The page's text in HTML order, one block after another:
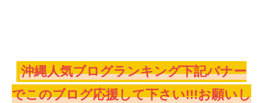
沖縄人気ブログランキング下記バナー
でこのブログ応援して下さい!!!お願いし